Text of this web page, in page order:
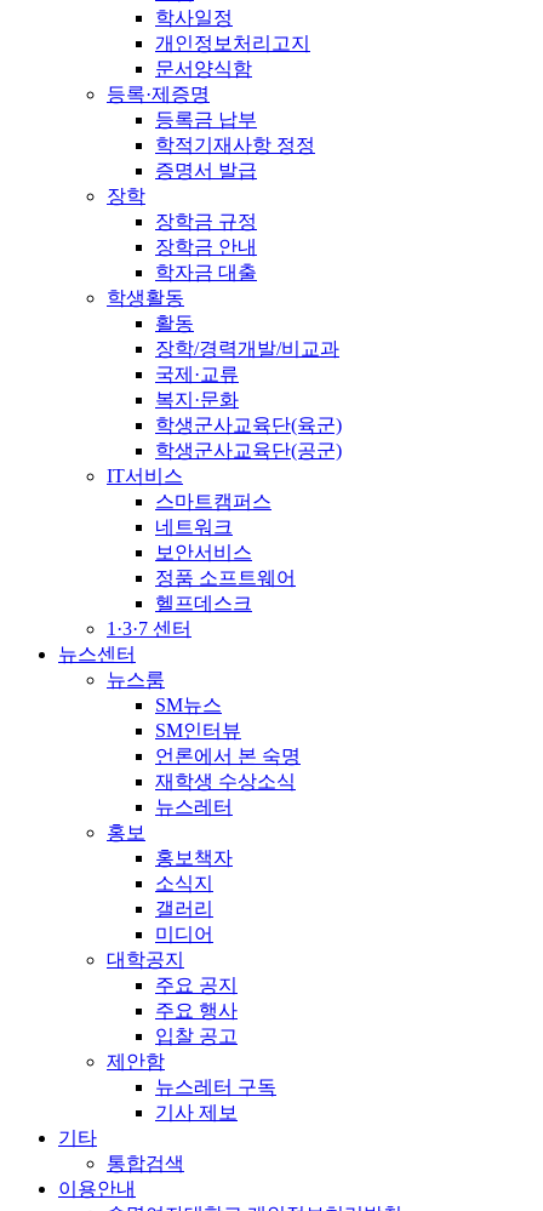
학사일정
개인정보처리고지
문서양식함
등록·제증명
등록금 납부
학적기재사항 정정
증명서 발급
장학
장학금 규정
장학금 안내
학자금 대출
학생활동
활동
장학/경력개발/비교과
국제·교류
복지·문화
학생군사교육단(육군)
학생군사교육단(공군)
IT서비스
스마트캠퍼스
네트워크
보안서비스
정품 소프트웨어
헬프데스크
1·3·7 센터
뉴스센터
뉴스룸
SM뉴스
SM인터뷰
언론에서 본 숙명
재학생 수상소식
뉴스레터
홍보
홍보책자
소식지
갤러리
미디어
대학공지
주요 공지
주요 행사
입찰 공고
제안함
뉴스레터 구독
기사 제보
기타
통합검색
이용안내